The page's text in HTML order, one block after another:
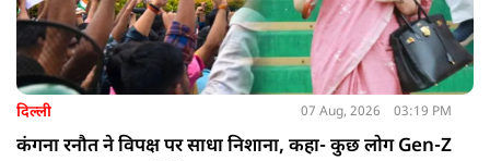
दिल्ली 07 Aug, 2026 03:19 PM
कंगना रनौत ने विपक्ष पर साधा निशाना, कहा- कुछ लोग Gen-Z